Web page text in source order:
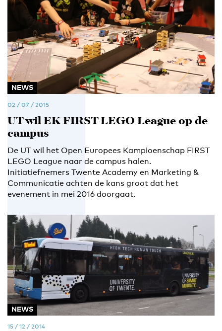
NEWS
02 / 07 / 2015
UT wil EK FIRST LEGO League op de
campus
De UT wil het Open Europees Kampioenschap FIRST
LEGO League naar de campus halen.
Initiatiefnemers Twente Academy en Marketing &
Communicatie achten de kans groot dat het
evenement in mei 2016 doorgaat.
NEWS
15 / 12 / 2014